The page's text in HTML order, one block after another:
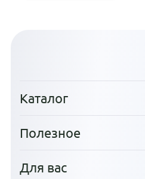
Каталог
Полезное
Для вас